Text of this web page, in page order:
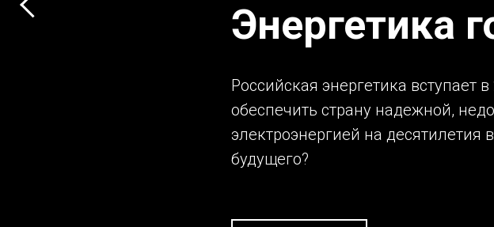
Энергетика
Российская энергетика вступает
обеспечить страну надежной,
электроэнергией на десятилетия
будущего?